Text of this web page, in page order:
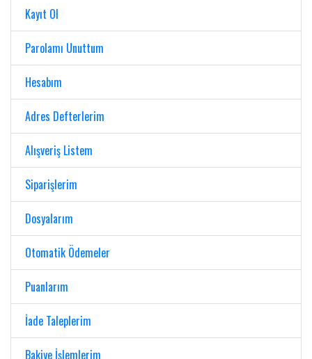
Kayıt Ol
Parolamı Unuttum
Hesabım
Adres Defterlerim
Alışveriş Listem
Siparişlerim
Dosyalarım
Otomatik Ödemeler
Puanlarım
İade Taleplerim
Bakiye İşlemlerim